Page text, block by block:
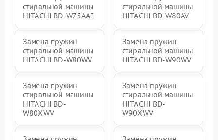
стиральной машины
HITACHI BD-W75AAE
стиральной машины
HITACHI BD-W80AV
Замена пружин
стиральной машины
HITACHI BD-W80WV
Замена пружин
стиральной машины
HITACHI BD-W90WV
Замена пружин
стиральной машины
HITACHI BD-
W80XWV
Замена пружин
стиральной машины
HITACHI BD-
W90XWV